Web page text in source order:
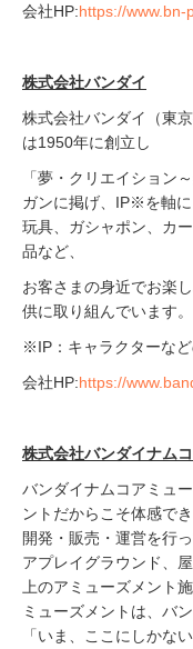
会社HP:https://www.bn-
株式会社バンダイ
株式会社バンダイ（東
は1950年に創立し
「夢・クリエイション
ガンに掲げ、IP※を軸に
玩具、ガシャポン、カ
品など、
お客さまの身近でお楽
供に取り組んでいます。
※IP：キャラクターな
会社HP:https://
株式会社バンダイナム
バンダイナムコアミュ
ントだからこそ体感で
開発・販売・運営を行
アプレイグラウンド、
上のアミューズメント
ミューズメントは、バ
「いま、ここにしかな